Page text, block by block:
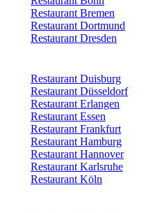
Restaurant Bremen
Restaurant Dortmund
Restaurant Dresden
Restaurant Duisburg
Restaurant Düsseldorf
Restaurant Erlangen
Restaurant Essen
Restaurant Frankfurt
Restaurant Hamburg
Restaurant Hannover
Restaurant Karlsruhe
Restaurant Köln